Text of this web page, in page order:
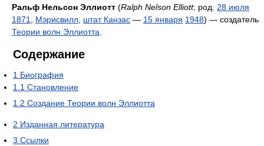
Ральф Нельсон Эллиотт (Ralph Nelson Elliott; род. 28 июля
1871
Мэрисвилл штат Канзас — 15 января 1948) — создатель
Теории волн Эллиотта
Содержание
1 Биография
1.1 Становление
1.2 Создание Теории волн Эллиотта
2 Изданная литература
3 Ссылки